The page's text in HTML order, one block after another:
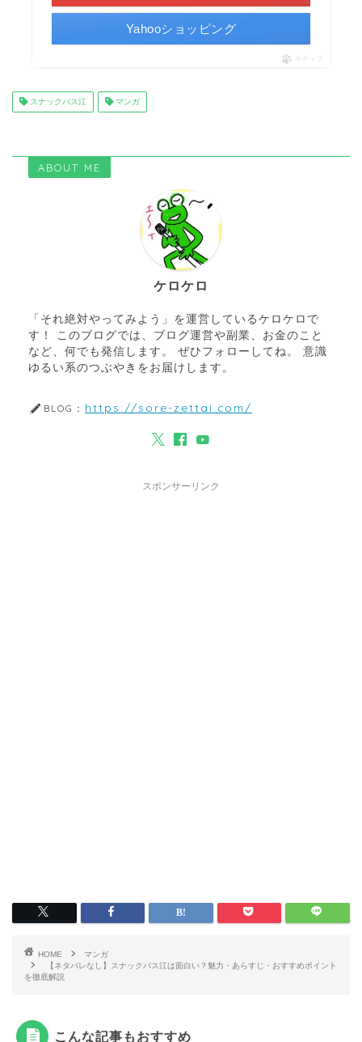
Yahooショッピング
ポチップ
スナックバス江 マンガ
ABOUT ME
ケロケロ
「それ絶対やってみよう」を運営しているケロケロで
す！ このブログでは、ブログ運営や副業、お金のこと
など、何でも発信します。 ぜひフォローしてね。 意識
ゆるい系のつぶやきをお届けします。
BLOG： https://sore-zettai.com/
スポンサーリンク
HOME
マンガ
【ネタバレなし】スナックバス江は面白い？魅力・あらすじ・おすすめポイント
を徹底解説
こんな記事もおすすめ